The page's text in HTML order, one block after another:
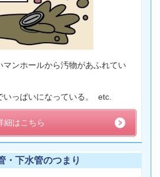
マンホールから汚物があふれてい
いっぱいになっている。 etc.
細はこちら
・下水管のつまり